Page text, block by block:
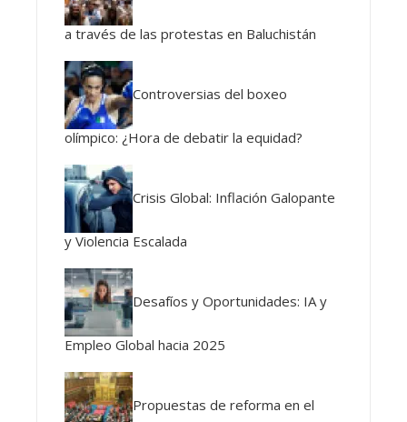
a través de las protestas en Baluchistán
Controversias del boxeo
olímpico: ¿Hora de debatir la equidad?
Crisis Global: Inflación Galopante
y Violencia Escalada
Desafíos y Oportunidades: IA y
Empleo Global hacia 2025
Propuestas de reforma en el